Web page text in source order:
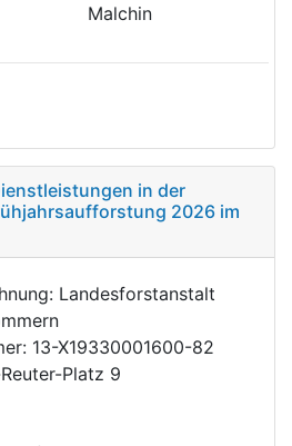
Malchin
in der
2026 im
Landesforstanstalt
13-X19330001600-82
Platz 9